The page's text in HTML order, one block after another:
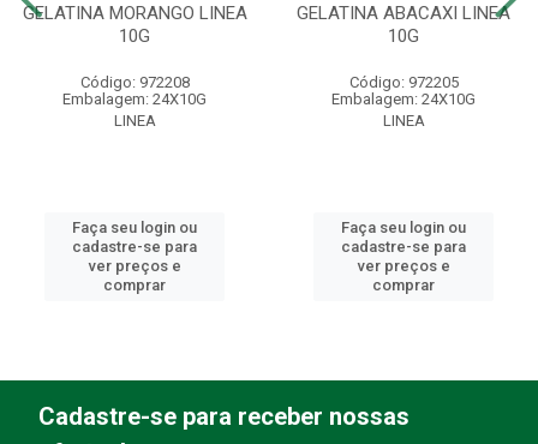
GELATINA MORANGO LINEA
10G
Código: 972208
Embalagem: 24X10G
LINEA
Faça seu login ou
cadastre-se para
ver preços e
comprar
GELATINA ABACAXI LINEA
10G
Código: 972205
Embalagem: 24X10G
LINEA
Faça seu login ou
cadastre-se para
ver preços e
comprar
Cadastre-se para receber nossas